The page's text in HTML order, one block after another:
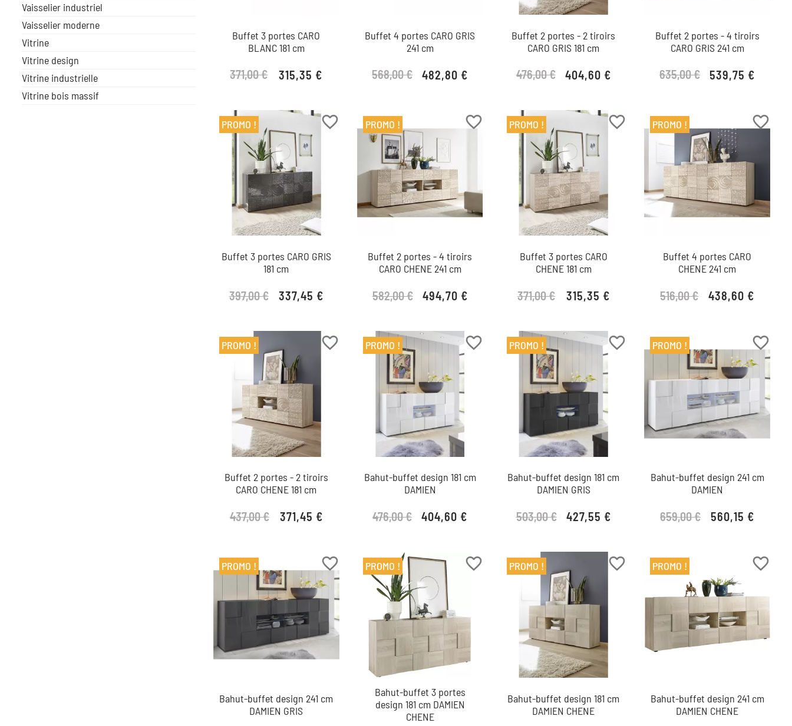
Vaisselier industriel
Vaisselier moderne
Vitrine
Vitrine design
Vitrine industrielle
Vitrine bois massif
Buffet 3 portes CARO
BLANC 181 cm
Prix de base
371,00 € Prix
315,35 €
Buffet 4 portes CARO GRIS
241 cm
Prix de base
568,00 € Prix
482,80 €
Buffet 2 portes - 2 tiroirs
CARO GRIS 181 cm
Prix de base
476,00 € Prix
404,60 €
Buffet 2 portes - 4 tiroirs
CARO GRIS 241 cm
Prix de base
635,00 € Prix
539,75 €
favorite_border
Buffet 3 portes CARO GRIS
181 cm
Prix de base
397,00 € Prix
337,45 €
PROMO ! favorite_border
Buffet 2 portes - 4 tiroirs
CARO CHENE 241 cm
Prix de base
582,00 € Prix
494,70 €
PROMO ! favorite_border
Buffet 3 portes CARO
CHENE 181 cm
Prix de base
371,00 € Prix
315,35 €
PROMO ! favorite_border
Buffet 4 portes CARO
CHENE 241 cm
Prix de base
516,00 € Prix
438,60 €
PROMO !
favorite_border
Buffet 2 portes - 2 tiroirs
CARO CHENE 181 cm
Prix de base
437,00 € Prix
371,45 €
PROMO ! favorite_border
Bahut-buffet design 181 cm
DAMIEN
Prix de base
476,00 € Prix
404,60 €
PROMO ! favorite_border
Bahut-buffet design 181 cm
DAMIEN GRIS
Prix de base
503,00 € Prix
427,55 €
PROMO ! favorite_border
Bahut-buffet design 241 cm
DAMIEN
Prix de base
659,00 € Prix
560,15 €
PROMO !
favorite_border
Bahut-buffet design 241 cm
DAMIEN GRIS
PROMO ! favorite_border
Bahut-buffet 3 portes
design 181 cm DAMIEN
CHENE
PROMO ! favorite_border
Bahut-buffet design 181 cm
DAMIEN CHENE
PROMO ! favorite_border
Bahut-buffet design 241 cm
DAMIEN CHENE
PROMO !